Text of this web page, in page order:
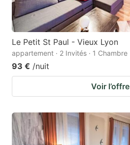
Le Petit St Paul - Vieux Lyon
appartement · 2 Invités · 1 Chambre
93 € /nuit
Voir l’offre